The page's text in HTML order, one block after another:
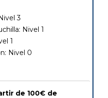
3
Nivel 1
1
Nivel 0
de 100€ de